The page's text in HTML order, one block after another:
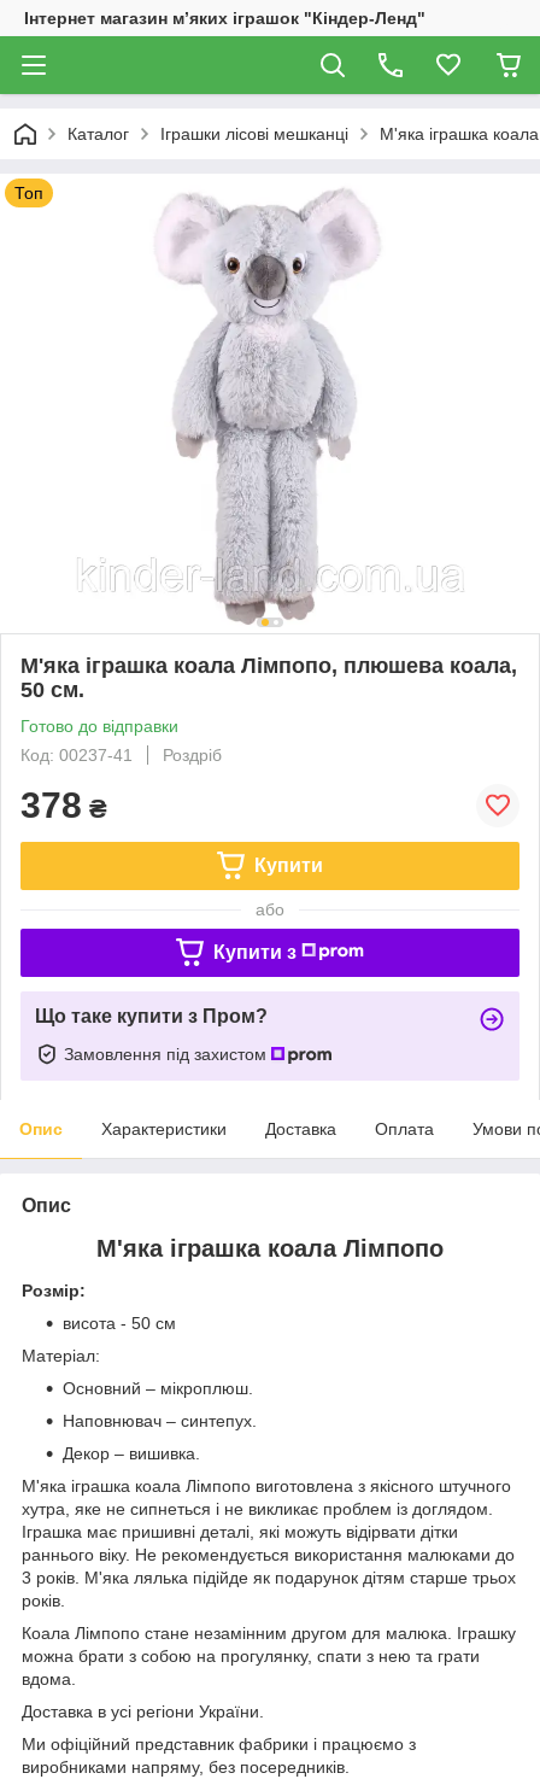
Інтернет магазин м’яких іграшок "Кіндер-Ленд"
Каталог Іграшки лісові мешканці М'яка іграшка
Топ
М'яка іграшка коала Лімпопо, плюшева коала,
50 см.
Готово до відправки
Код: 00237-41
Роздріб
378 ₴
Купити
або
Купити з
Що таке купити з Пром?
Замовлення під захистом
Опис Характеристики Доставка Оплата Умови
Опис
М'яка іграшка коала Лімпопо
Розмір:
висота - 50 см
Матеріал:
Основний – мікроплюш.
Наповнювач – синтепух.
Декор – вишивка.
М'яка іграшка коала Лімпопо виготовлена з якісного штучного
хутра, яке не сипнеться і не викликає проблем із доглядом.
Іграшка має пришивні деталі, які можуть відірвати дітки
раннього віку. Не рекомендується використання малюками до
3 років. М'яка лялька підійде як подарунок дітям старше трьох
років.
Коала Лімпопо стане незамінним другом для малюка. Іграшку
можна брати з собою на прогулянку, спати з нею та грати
вдома.
Доставка в усі регіони України.
Ми офіційний представник фабрики і працюємо з
виробниками напряму, без посередників.